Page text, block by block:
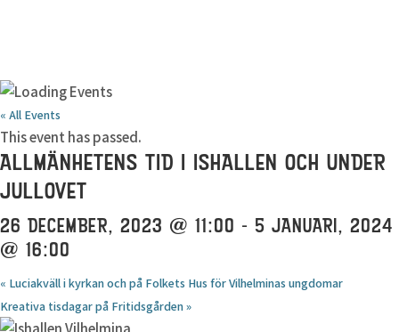
« All Events
This event has passed.
ALLMÄNHETENS TID I ISHALLEN OCH UNDER
JULLOVET
26 DECEMBER, 2023 @ 11:00 - 5 JANUARI, 2024
@ 16:00
« Luciakväll i kyrkan och på Folkets Hus för Vilhelminas ungdomar
Kreativa tisdagar på Fritidsgården»